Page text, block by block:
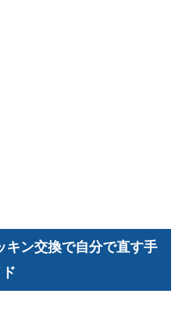
キン交換で自分で直す手